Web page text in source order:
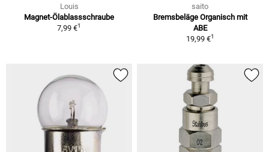
Louis
Magnet-Ölablassschraube
7,99 €1
saito
Bremsbeläge Organisch mit
ABE
19,99 €1